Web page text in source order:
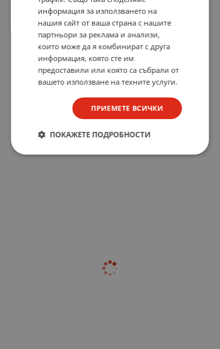
информация за използването на
нашия сайт от ваша страна с нашите
партньори за реклама и анализи,
които може да я комбинират с друга
информация, която сте им
предоставили или която са събрали от
вашето използване на техните услуги.
ПРИЕМЕТЕ ВСИЧКИ
ПОКАЖЕТЕ ПОДРОБНОСТИ